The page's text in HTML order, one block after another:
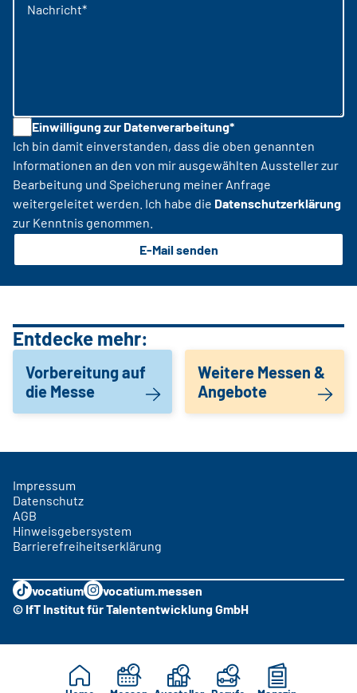
Nachricht*
Einwilligung zur Datenverarbeitung*
Ich bin damit einverstanden, dass die oben genannten
Informationen an den von mir ausgewählten Aussteller zur
Bearbeitung und Speicherung meiner Anfrage
weitergeleitet werden. Ich habe die Datenschutzerklärung
zur Kenntnis genommen.
E-Mail senden
Entdecke mehr:
Vorbereitung auf
die Messe
Weitere Messen &
Angebote
Impressum
Datenschutz
AGB
Hinweisgebersystem
Barrierefreiheitserklärung
vocatium
vocatium.messen
© IfT Institut für Talententwicklung GmbH